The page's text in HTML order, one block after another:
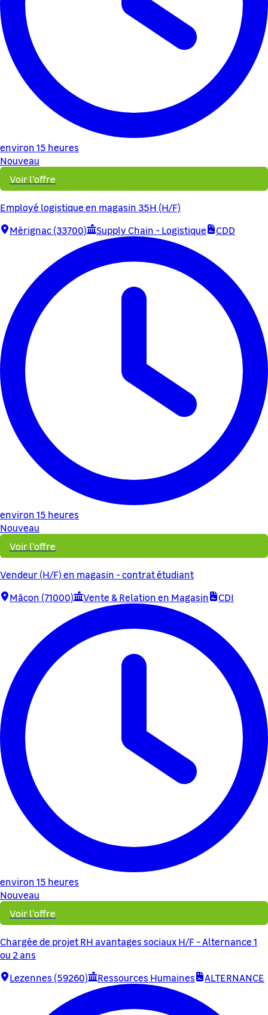
environ 15 heures
Nouveau
Voir l'offre
Employé logistique en magasin 35H (H/F)
Mérignac (33700)
Supply Chain - Logistique CDD
environ 15 heures
Nouveau
Voir l'offre
Vendeur (H/F) en magasin - contrat étudiant
Mâcon (71000)
Vente & Relation en Magasin CDI
environ 15 heures
Nouveau
Voir l'offre
Chargée de projet RH avantages sociaux H/F - Alternance 1
ou 2 ans
Lezennes (59260)
Ressources Humaines ALTERNANCE